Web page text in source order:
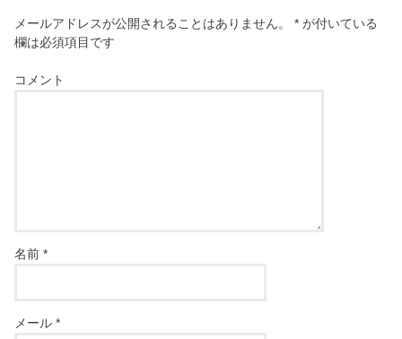
メールアドレスが公開されることはありません。 * が付いている
欄は必須項目です
コメント
名前*
メール*